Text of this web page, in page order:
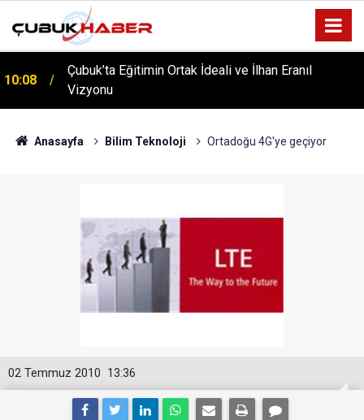
Çubuk’ta Eğitimin Ortak İdeali ve İlhan Eranıl
Vizyonu
12:06
ÇUBUK’TA ‘YAZA MERHABA’ COŞKUSU: Kursiyerler
Gönüllerince Eğlendi!
Anasayfa Bilim Teknoloji Ortadoğu 4G'ye geçiyor
13:36
02 Temmuz 2010